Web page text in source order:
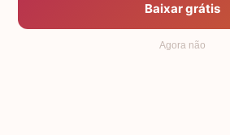
Baixar grátis
Agora não